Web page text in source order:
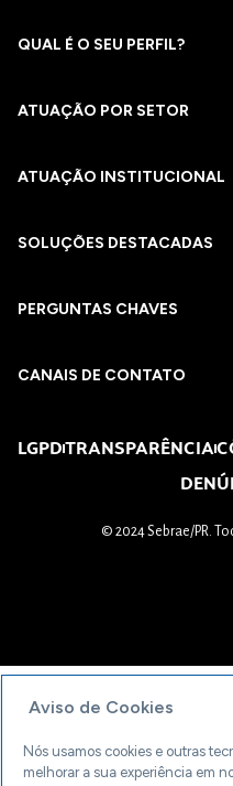
QUAL É O SEU PERFIL?
ATUAÇÃO POR SETOR
ATUAÇÃO INSTITUCIONAL
SOLUÇÕES DESTACADAS
PERGUNTAS CHAVES​
CANAIS DE CONTATO
LGPDTRANSPARÊNCIA
© 2024 Sebrae/PR.
Aviso de Cookies
Nós usamos cookies e outras
melhorar a sua experiência em